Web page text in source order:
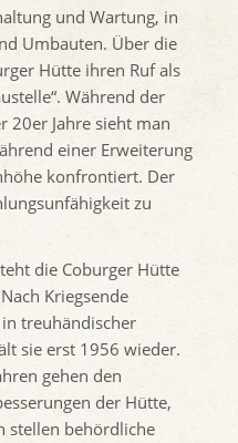
und Wartung, in
Umbauten. Über die
Hütte ihren Ruf als
Während der
20er Jahre sieht man
einer Erweiterung
konfrontiert. Der
zu
die Coburger Hütte
Kriegsende
treuhändischer
sie erst 1956 wieder.
gehen den
der Hütte,
stellen behördliche